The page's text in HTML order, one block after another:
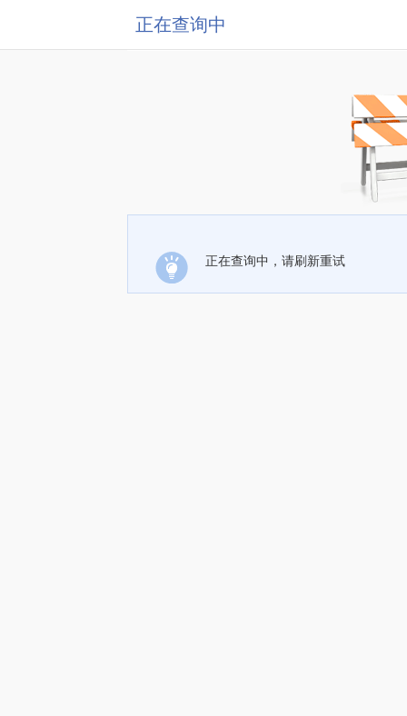
正在查询中
正在查询中，请刷新重试